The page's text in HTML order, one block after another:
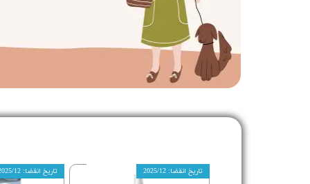
تاریخ انقضا: 2025/12 تاریخ انقضا: 2025/12